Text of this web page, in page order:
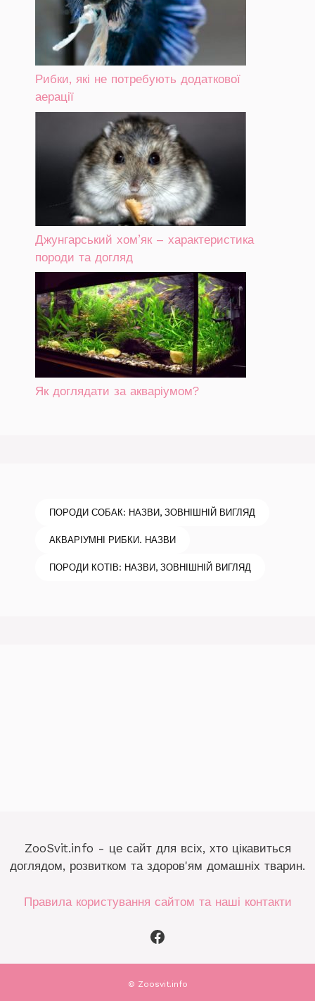
Рибки, які не потребують додаткової
аерації
Джунгарський хом’як – характеристика
породи та догляд
Як доглядати за акваріумом?
ПОРОДИ СОБАК: НАЗВИ, ЗОВНІШНІЙ ВИГЛЯД
АКВАРІУМНІ РИБКИ. НАЗВИ
ПОРОДИ КОТІВ: НАЗВИ, ЗОВНІШНІЙ ВИГЛЯД
ZooSvit.info - це сайт для всіх, хто цікавиться
доглядом, розвитком та здоров'ям домашніх тварин.
Правила користування сайтом та наші контакти
Facebook
© Zoosvit.info